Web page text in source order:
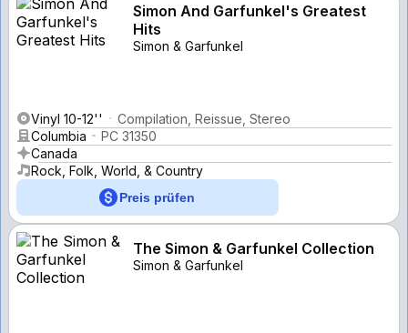
Simon And Garfunkel's Greatest
Hits
Simon & Garfunkel
Vinyl 10-12''
Compilation, Reissue, Stereo
Columbia
PC 31350
Canada
Rock, Folk, World, & Country
Preis prüfen
The Simon & Garfunkel Collection
Simon & Garfunkel